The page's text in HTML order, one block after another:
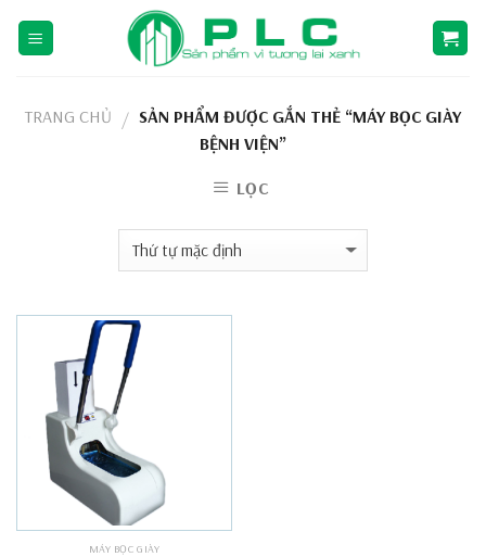
TRANG CHỦ / SẢN PHẨM ĐƯỢC GẮN THẺ “MÁY BỌC GIÀY
BỆNH VIỆN”
LỌC
MÁY BỌC GIÀY